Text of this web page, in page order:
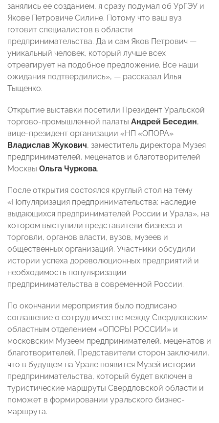
занялись ее созданием, я сразу подумал об УрГЭУ и
Якове Петровиче Силине. Потому что ваш вуз
готовит специалистов в области
предпринимательства. Да и сам Яков Петрович —
уникальный человек, который лучше всех
отреагирует на подобное предложение. Все наши
ожидания подтвердились», — рассказал Илья
Тыщенко.
Открытие выставки посетили Президент Уральской
торгово-промышленной палаты Андрей Беседин,
вице-президент организации «НП «ОПОРА»
Владислав Жукович, заместитель директора Музея
предпринимателей, меценатов и благотворителей
Москвы Ольга Чуркова.
После открытия состоялся круглый стол на тему
«Популяризация предпринимательства: наследие
выдающихся предпринимателей России и Урала», на
котором выступили представители бизнеса и
торговли, органов власти, вузов, музеев и
общественных организаций. Участники обсудили
истории успеха дореволюционных предприятий и
необходимость популяризации
предпринимательства в современной России.
По окончании мероприятия было подписано
соглашение о сотрудничестве между Свердловским
областным отделением «ОПОРЫ РОССИИ» и
московским Музеем предпринимателей, меценатов и
благотворителей. Представители сторон заключили,
что в будущем на Урале появится Музей истории
предпринимательства, который будет включен в
туристические маршруты Свердловской области и
поможет в формировании уральского бизнес-
маршрута.